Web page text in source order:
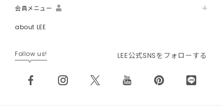
会員メニュー
about LEE
Follow us! LEE公式SNSをフォローする